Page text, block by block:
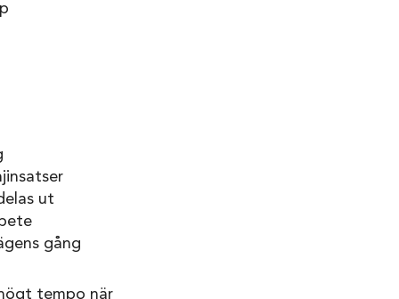
ut
gång
tempo när